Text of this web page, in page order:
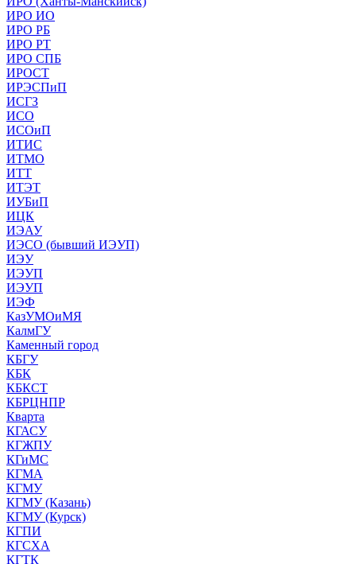
ИРО ИО
ИРО РБ
ИРО РТ
ИРО СПБ
ИРОСТ
ИРЭСПиП
ИСГЗ
ИСО
ИСОиП
ИТИС
ИТМО
ИТТ
ИТЭТ
ИУБиП
ИЦК
ИЭАУ
ИЭСО (бывший ИЭУП)
ИЭУ
ИЭУП
ИЭУП
ИЭФ
КазУМОиМЯ
КалмГУ
Каменный город
КБГУ
КБК
КБКСТ
КБРЦНПР
Кварта
КГАСУ
КГЖПУ
КГиМС
КГМА
КГМУ
КГМУ (Казань)
КГМУ (Курск)
КГПИ
КГСХА
КГТК